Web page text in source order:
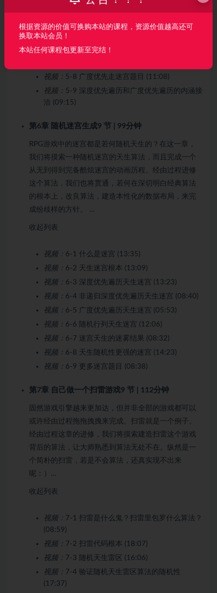
视频：5-5 迷宫题目与回溯法 (09:56)
视频： 5-6 非递归深度优先走迷宫 (12:43)
视频：5-7 非递归深度优先走迷宫求解终极路径
视频： 5-8 广度优先走迷宫题目 (11:08)
视频： 5-9 深度优先遍历和广度优先遍历的内涵接
洽 (09:15)
第6章 随机迷宫生成9 节 | 99分钟
RPG游戏中的迷宫都是若何随机天生的？在这一章，
我们将摸索一种随机迷宫的天生算法，而且完成一个
从无到得到完备酷炫迷宫的动画历程。经由过程进修
这个算法，我们也将贯通，若何在深切明白经典算法
的根本上，改良算法，建造本性化的数据布局，来完
成纷歧样的方针。 …
收起列表
视频： 6-1 什么是迷宫 (13:35)
视频： 6-2 天生迷宫根本 (13:09)
视频： 6-3 深度优先遍历天生迷宫 (13:23)
视频： 6-4 非递归深度优先遍历天生迷宫 (08:40)
视频： 6-5 广度优先遍历天生迷宫 (05:53)
视频： 6-6 随机行列天生迷宫 (12:06)
视频： 6-7 迷宫天生的迷雾结果 (08:32)
视频： 6-8 天生随机性更强的迷宫 (14:23)
视频： 6-9 更多迷宫题目 (08:38)
第7章 自己做一个扫雷游戏9 节 | 112分钟
固然游戏引擎越来更加达，但并非全部的游戏都可以
或许经由过程拖拖拽拽来完成。扫雷就是一个例子。
经由过程这章的进修，我们将摸索建造扫雷这个游戏
背后的算法，让大师熟悉到算法无处不在。纵然是一
个简朴的扫雷，若是不会算法，还真实现不出来
呢：）…
收起列表
视频： 7-1 扫雷是什么鬼？扫雷里包罗什么算法？
(08:59)
视频： 7-2 扫雷代码根本 (18:07)
视频： 7-3 随机天生雷区 (16:06)
视频： 7-4 验证随机天生雷区算法的随机性
(17:37)
根据资源的价值可换购本站的课程，资源价值越高还可
换取本站会员！
本站任何课程包更新至完结！